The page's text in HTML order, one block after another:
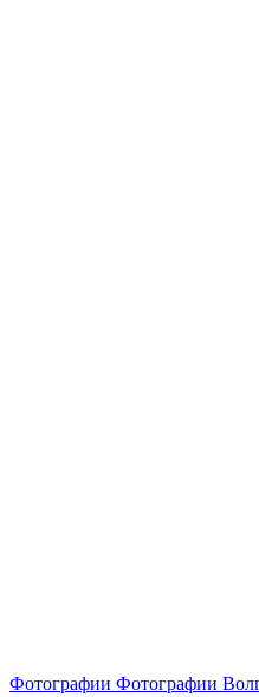
Фотографии Фотографии